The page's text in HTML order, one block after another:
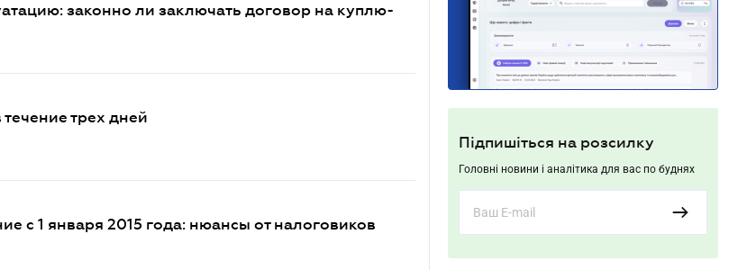
законно ли заключать договор на куплю-
трех дней
с 1 января 2015 года: нюансы от налоговиков
Підпишіться на розсилку
Головні новини і аналітика для вас по буднях